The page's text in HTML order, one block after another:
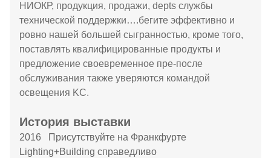
НИОКР, продукция, продажи, depts службы
технической поддержки….бегите эффективно и
ровно нашей большей сыгранностью, кроме того,
поставлять квалифицированные продукты и
предложение своевременное пре-после
обслуживания также уверяются командой
освещения KC.
История выставки
2016 Присутствуйте на Франкфурте
Lighting+Building справедливо